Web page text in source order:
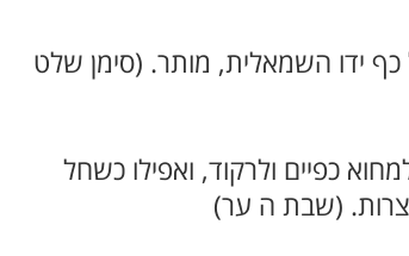
כף ידו השמאלית, מותר. (סימן שלט
כפיים ולרקוד, ואפילו כשחל
(שבת ה ער)